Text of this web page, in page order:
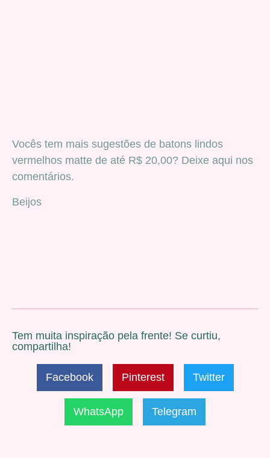
Vocês tem mais sugestões de batons lindos
vermelhos matte de até R$ 20,00? Deixe aqui nos
comentários.
Beijos
Tem muita inspiração pela frente! Se curtiu,
compartilha!
Facebook Pinterest Twitter
WhatsApp Telegram